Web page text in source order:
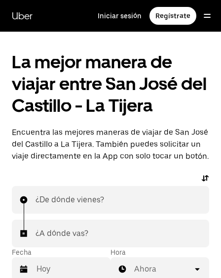
contenido
principal
Uber Iniciar sesión Regístrate
La mejor manera de
viajar entre San José del
Castillo - La Tijera
Encuentra las mejores maneras de viajar de San José
del Castillo a La Tijera. También puedes solicitar un
viaje directamente en la App con solo tocar un botón.
¿De dónde vienes?
¿A dónde vas?
Fecha Hora
Ahora